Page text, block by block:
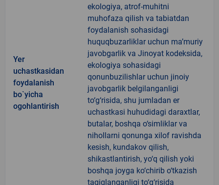
Yer
uchastkasidan
foydalanish
bo`yicha
ogohlantirish
ekologiya, atrof-muhitni
muhofaza qilish va tabiatdan
foydalanish sohasidagi
huquqbuzarliklar uchun ma’muriy
javobgarlik va Jinoyat kodeksida,
ekologiya sohasidagi
qonunbuzilishlar uchun jinoiy
javobgarlik belgilanganligi
to‘g‘risida, shu jumladan er
uchastkasi huhudidagi daraxtlar,
butalar, boshqa o‘simliklar va
nihollarni qonunga xilof ravishda
kesish, kundakov qilish,
shikastlantirish, yo‘q qilish yoki
boshqa joyga ko‘chirib o‘tkazish
taqiqlanganligi to‘g‘risida